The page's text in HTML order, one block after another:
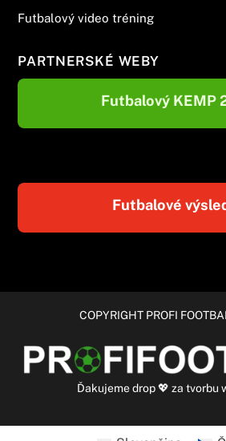
Futbalový video tréning
PARTNERSKÉ WEBY
Futbalový KEMP
Futbalové
COPYRIGHT PROFI
Ďakujemedrop💖 za tvorbu